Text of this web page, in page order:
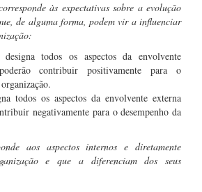
às expectativas sobre a evolução
de alguma forma, podem vir a influenciar
todos os aspectos da envolvente
contribuir positivamente para o
todos os aspectos da envolvente externa
negativamente para o desempenho da
aos aspectos internos e diretamente
e que a diferenciam dos seus